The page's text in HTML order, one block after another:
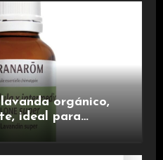
orgánico,
ideal para